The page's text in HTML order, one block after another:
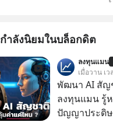
กำลังนิยมในบล็อกดิต
ลงทุนแมน
เมื่อวาน เ
พัฒนา AI สัญ
ลงทุนแมน รู้
ปัญญาประดิษ